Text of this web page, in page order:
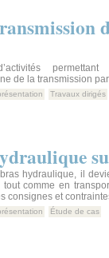
de la transmission
Travaux dirigés
hydraulique, il
comme en
consignes et
Étude de cas